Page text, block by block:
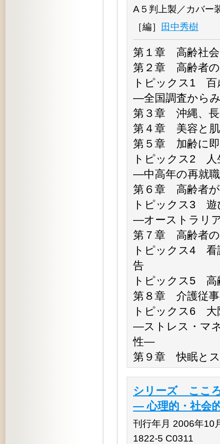
A５判上製／カバー
［編］
田中秀樹
第１章 高齢社会
第２章 高齢者
トピックス1 百
―全国調査から
第３章 沖縄、長
第４章 美容と
第５章 加齢に
トピックス2 人
―中高年の再就
第６章 高齢者が
トピックス3 遊
―オーストラリ
第７章 高齢者の
トピックス4 看
告
トピックス5 高
第８章 介護従
トピックス6 大
―ストレス・マ
性―
第９章 快眠と
シリーズ ここ
― 心理的・社会
刊行年月 2006年10
1822-5 C0311